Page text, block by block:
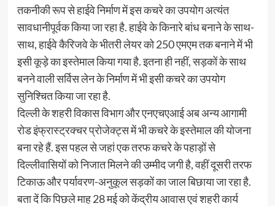
तकनीकी रूप से हाईवे निर्माण में इस कचरे का उपयोग अत्यंत
सावधानीपूर्वक किया जा रहा है. हाईवे के किनारे बांध बनाने के साथ-
साथ, हाईवे कैरिजवे के भीतरी लेयर को 250 एमएम तक बनाने में भी
इसी कूड़े का इस्तेमाल किया गया है. इतना ही नहीं, सड़कों के साथ
बनने वाली सर्विस लेन के निर्माण में भी इसी कचरे का उपयोग
सुनिश्चित किया जा रहा है.
दिल्ली के शहरी विकास विभाग और एनएचएआई अब अन्य आगामी
रोड इंफ्रास्ट्रक्चर प्रोजेक्ट्स में भी कचरे के इस्तेमाल की योजना
बना रहे हैं. इस पहल से जहां एक तरफ कचरे के पहाड़ों से
दिल्लीवासियों को निजात मिलने की उम्मीद जगी है, वहीं दूसरी तरफ
टिकाऊ और पर्यावरण-अनुकूल सड़कों का जाल बिछाया जा रहा है.
बता दें कि पिछले माह 28 मई को केंद्रीय आवास एवं शहरी कार्य